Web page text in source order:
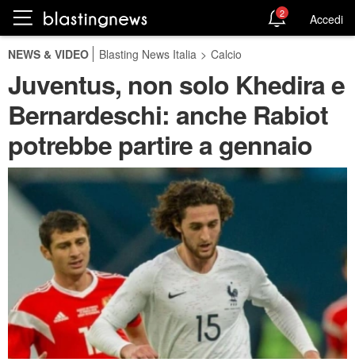
2 Accedi
NEWS & VIDEO Blasting News Italia > Calcio
Juventus, non solo Khedira e
Bernardeschi: anche Rabiot
potrebbe partire a gennaio